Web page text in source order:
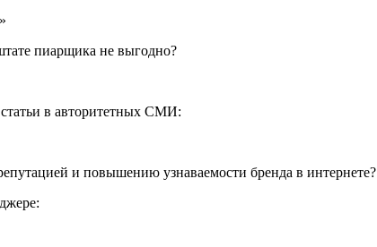
пиарщика не выгодно?
в авторитетных СМИ:
и повышению узнаваемости бренда в интернете?